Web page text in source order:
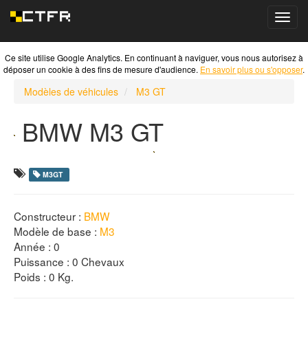
Ce site utilise Google Analytics. En continuant à naviguer, vous nous autorisez à
déposer un cookie à des fins de mesure d'audience. En savoir plus ou s'opposer.
Modèles de véhicules M3 GT
BMW M3 GT
M3GT
Constructeur : BMW
Modèle de base : M3
Année : 0
Puissance : 0 Chevaux
Poids : 0 Kg.